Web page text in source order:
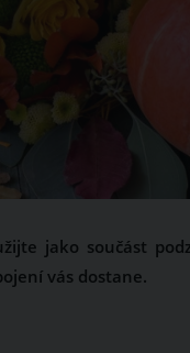
jako součást
vás dostane.